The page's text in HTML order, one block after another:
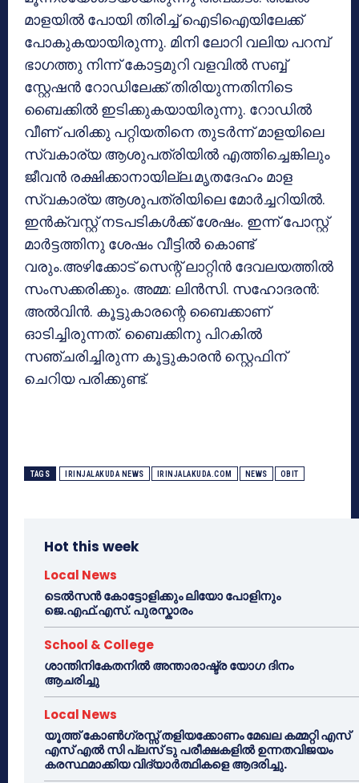
മാളയില്‍ പോയി തിരിച്ച് ഐടിഐയിലേക്ക്
പോകുകയായിരുന്നു. മിനി ലോറി വലിയ പറമ്പ്
ഭാഗത്തു നിന്ന് കോട്ടമുറി വളവില്‍ സബ്ബ്
സ്റ്റേഷന്‍ റോഡിലേക്ക് തിരിയുന്നതിനിടെ
ബൈക്കില്‍ ഇടിക്കുകയായിരുന്നു. റോഡില്‍
വീണ് പരിക്കു പറ്റിയതിനെ തുടര്‍ന്ന് മാളയിലെ
സ്വകാര്യ ആശുപത്രിയില്‍ എത്തിച്ചെങ്കിലും
ജീവന്‍ രക്ഷിക്കാനായില്ല.മൃതദേഹം മാള
സ്വകാര്യ ആശുപത്രിയിലെ മോര്‍ച്ചറിയില്‍.
ഇന്‍ക്വസ്റ്റ് നടപടികള്‍ക്ക് ശേഷം. ഇന്ന് പോസ്റ്റ്
മാര്‍ട്ടത്തിനു ശേഷം വീട്ടില്‍ കൊണ്ട്
വരും.അഴിക്കോട് സെന്റ് ലാറ്റിന്‍ ദേവലയത്തില്‍
സംസക്കരിക്കും. അമ്മ: ലിന്‍സി. സഹോദരന്‍:
അല്‍വിന്‍. കൂട്ടുകാരന്റെ ബൈക്കാണ്
ഓടിച്ചിരുന്നത്. ബൈക്കിനു പിറകില്‍
സഞ്ചരിച്ചിരുന്ന കൂട്ടുകാരന്‍ സ്റ്റെഫിന്
ചെറിയ പരിക്കുണ്ട്.
TAGS IRINJALAKUDA NEWS IRINJALAKUDA.COM NEWS OBIT
Hot this week
Local News
ടെൽസൻ കോട്ടോളിക്കും ലിയോ പോളിനും
ജെ.എഫ്.എസ്. പുരസ്കാരം
School & College
ശാന്തിനികേതനിൽ അന്താരാഷ്ട്ര യോഗ ദിനം
ആചരിച്ചു
Local News
യൂത്ത് കോൺഗ്രസ്സ് തളിയക്കോണം മേഖല കമ്മറ്റി എസ്
എസ് എൽ സി പ്ലസ് ടു പരീക്ഷകളിൽ ഉന്നതവിജയം
കരസ്ഥമാക്കിയ വിദ്യാർത്ഥികളെ ആദരിച്ചു.